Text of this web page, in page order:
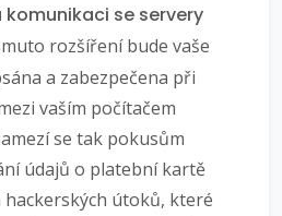
se servery
rozšíření bude vaše
a zabezpečena při
vaším počítačem
se tak pokusům
údajů o platební kartě
útoků, které